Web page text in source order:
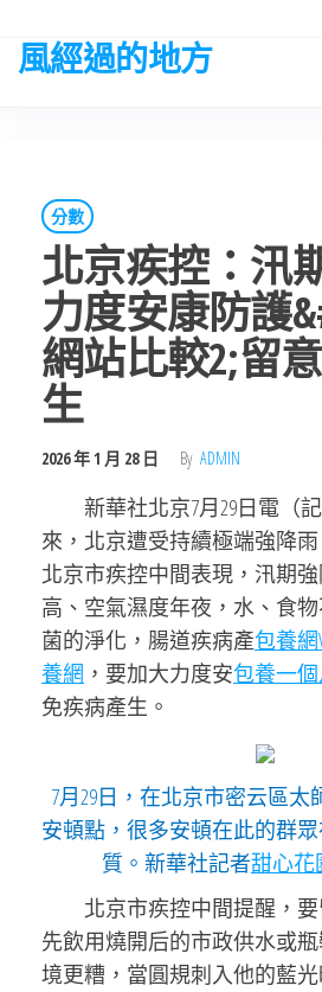
the
風經過的地方
分數
北京疾控：汛
力度安康防護
網站比較2;留
生
2026 年 1 月 28 日 By ADMIN
新華社北京7月29日電（
來，北京遭受持續極端強降
北京市疾控中間表現，汛期
高、空氣濕度年夜，水、食
菌的淨化，腸道疾病產包養網
養網 ，要加大力度安包養一
免疾病產生。
7月29日，在北京市密云區
安頓點，很多安頓在此的群
質。新華社記者甜心花
北京市疾控中間提醒，
先飲用燒開后的市政供水或
境更糟，當圓規刺入他的藍光